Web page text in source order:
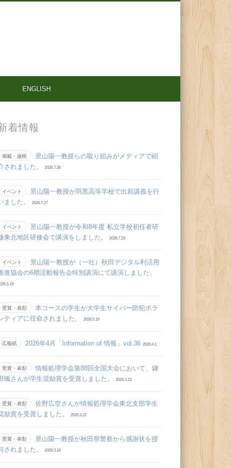
ENGLISH
着情報
掲載・放映
景山陽一教授らの取り組みがメディアで紹
されました。
2026.7.28
イベント
景山陽一教授が羽黒高等学校で出前講義を行
ました。
2026.7.27
イベント
景山陽一教授が令和8年度 私立学校初任者研
東北地区研修会で講演をしました。
2026.7.23
イベント
景山陽一教授が（一社）秋田デジタル利活用
進協会の6期活動報告会特別講演にて講演しました。
受賞・表彰
本コースの学生が大学生サイバー防犯ボラ
ティアに任命されました。
2026.5.19
広報紙 2026年4月「Information of 情報」vol.36 2026.4.1
受賞・表彰
情報処理学会第88回全国大会において、鎌
颯さんが学生奨励賞を受賞しました。
2026.3.23
受賞・表彰
佐野広空さんが情報処理学会東北支部学生
励賞を受賞しました。
2026.3.22
受賞・表彰
景山陽一教授が秋田県警察から感謝状を授
されました。
2026.3.18